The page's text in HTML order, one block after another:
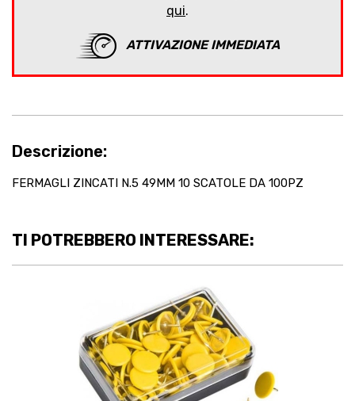
qui.
ATTIVAZIONE IMMEDIATA
Descrizione:
FERMAGLI ZINCATI N.5 49MM 10 SCATOLE DA 100PZ
TI POTREBBERO INTERESSARE: